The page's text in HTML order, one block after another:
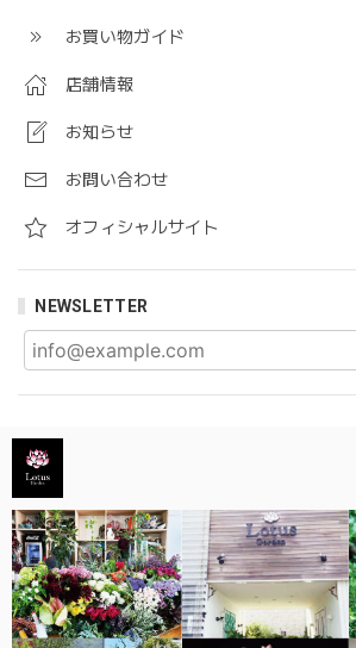
お買い物ガイド
店舗情報
お知らせ
お問い合わせ
オフィシャルサイト
NEWSLETTER